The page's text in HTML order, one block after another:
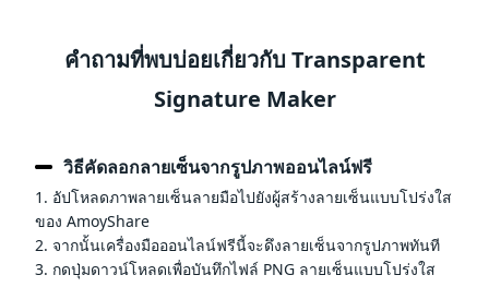
คำถามที่พบบ่อยเกี่ยวกับ Transparent
Signature Maker
วิธีคัดลอกลายเซ็นจากรูปภาพออนไลน์ฟรี
1. อัปโหลดภาพลายเซ็นลายมือไปยังผู้สร้างลายเซ็นแบบโปร่งใส
ของ AmoyShare
2. จากนั้นเครื่องมือออนไลน์ฟรีนี้จะดึงลายเซ็นจากรูปภาพทันที
3. กดปุ่มดาวน์โหลดเพื่อบันทึกไฟล์ PNG ลายเซ็นแบบโปร่งใส